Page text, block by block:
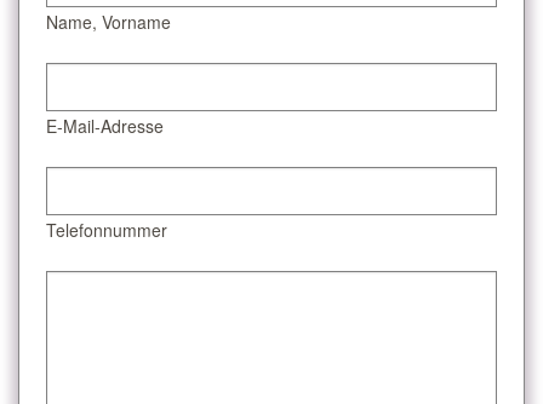
Name, Vorname
E-Mail-Adresse
Telefonnummer